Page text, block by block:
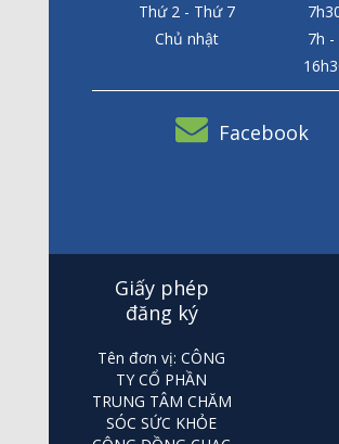
Thứ 2 - Thứ 7
Chủ nhật
7h -
Facebook
Giấy phép
đăng ký
Tên đơn vị: CÔNG
TY CỔ PHẦN
TRUNG TÂM CHĂM
SÓC SỨC KHỎE